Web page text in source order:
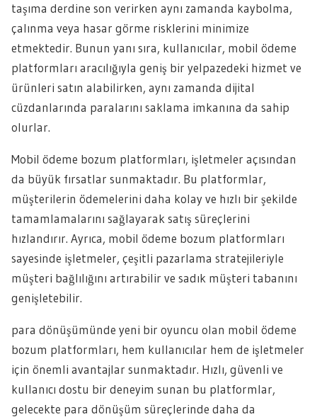
taşıma derdine son verirken aynı zamanda kaybolma,
çalınma veya hasar görme risklerini minimize
etmektedir. Bunun yanı sıra, kullanıcılar, mobil ödeme
platformları aracılığıyla geniş bir yelpazedeki hizmet ve
ürünleri satın alabilirken, aynı zamanda dijital
cüzdanlarında paralarını saklama imkanına da sahip
olurlar.
Mobil ödeme bozum platformları, işletmeler açısından
da büyük fırsatlar sunmaktadır. Bu platformlar,
müşterilerin ödemelerini daha kolay ve hızlı bir şekilde
tamamlamalarını sağlayarak satış süreçlerini
hızlandırır. Ayrıca, mobil ödeme bozum platformları
sayesinde işletmeler, çeşitli pazarlama stratejileriyle
müşteri bağlılığını artırabilir ve sadık müşteri tabanını
genişletebilir.
para dönüşümünde yeni bir oyuncu olan mobil ödeme
bozum platformları, hem kullanıcılar hem de işletmeler
için önemli avantajlar sunmaktadır. Hızlı, güvenli ve
kullanıcı dostu bir deneyim sunan bu platformlar,
gelecekte para dönüşüm süreçlerinde daha da